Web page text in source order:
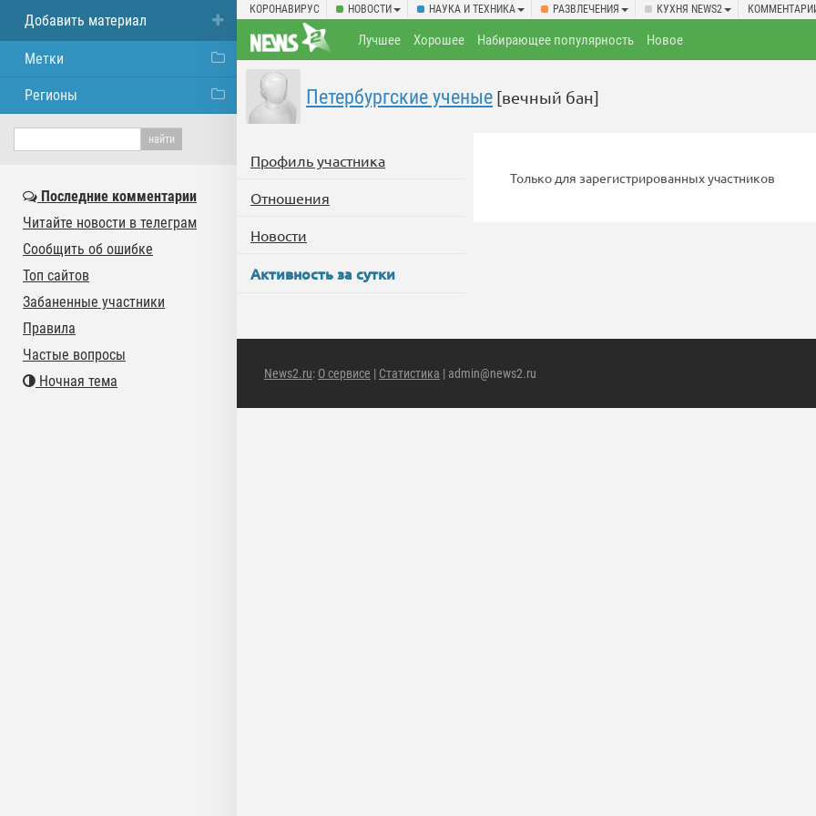
КОРОНАВИРУС НОВОСТИ НАУКА И ТЕХНИКА РАЗВЛЕЧЕНИЯ КУХНЯ NEWS2
Лучшее Хорошее Набирающее популярность Новое
Петербургские ученые [вечный бан]
Профиль участника
Отношения
Новости
Активность за сутки
Только для зарегистрированных участников
News2.ru: О сервисе | Статистика | admin@news2.ru
Добавить материал
Метки
Регионы
Последние комментарии
Читайте новости в телеграм
Сообщить об ошибке
Топ сайтов
Забаненные участники
Правила
Частые вопросы
Ночная тема